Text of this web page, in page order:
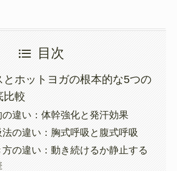
目次
とホットヨガの根本的な5つの
比較
違い：体幹強化と発汗効果
の違い：胸式呼吸と腹式呼吸
の違い：動き続けるか静止する